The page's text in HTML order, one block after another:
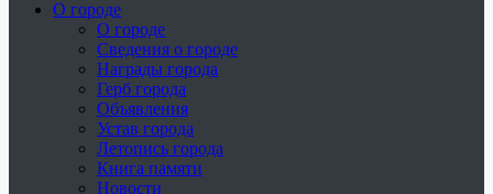
О городе
О городе
Сведения о городе
Награды города
Герб города
Объявления
Устав города
Летопись города
Книга памяти
Новости